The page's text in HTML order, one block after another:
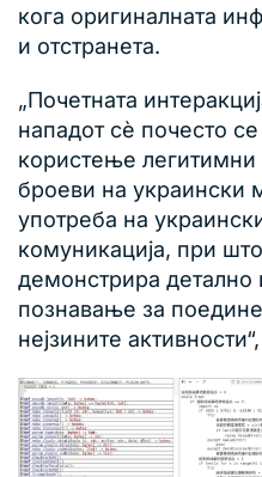
кога оригиналната
и отстранета.
„Почетната
нападот сè почесто
користење
броеви на украински
употреба на
комуникација, при
демонстрира детално
познавање за
нејзините